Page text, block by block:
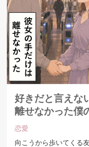
好きだと言えな
離せなかった僕
恋愛
向こうから歩いてくる